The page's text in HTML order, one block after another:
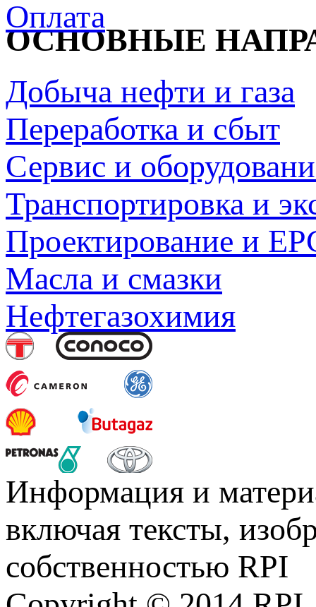
Оплата
ОСНОВНЫЕ
Добыча нефти и газа
Переработка и сбыт
Сервис и
Транспортировка и
Проектирование и
Масла и смазки
Нефтегазохимия
Информация и
включая тексты,
собственностью RPI